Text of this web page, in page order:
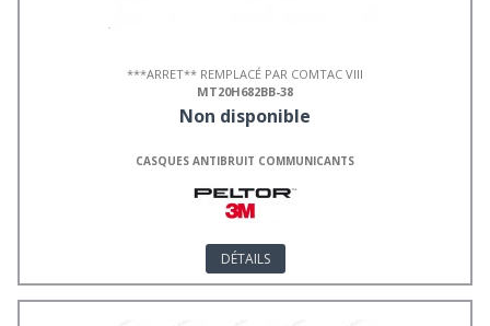
***ARRET** REMPLACÉ PAR COMTAC VIII
MT20H682BB-38
Non disponible
CASQUES ANTIBRUIT COMMUNICANTS
DÉTAILS